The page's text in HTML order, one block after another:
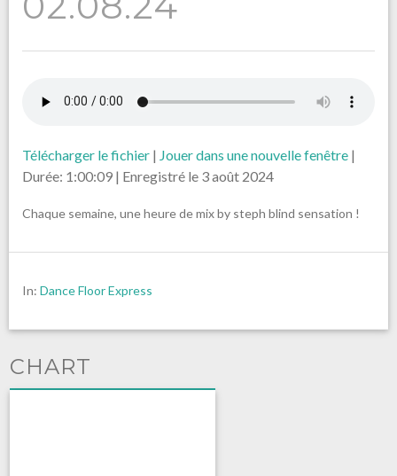
Télécharger le fichier | Jouer dans une nouvelle fenêtre |
Durée: 1:00:09 | Enregistré le 3 août 2024
Chaque semaine, une heure de mix by steph blind sensation !
In: Dance Floor Express
CHART